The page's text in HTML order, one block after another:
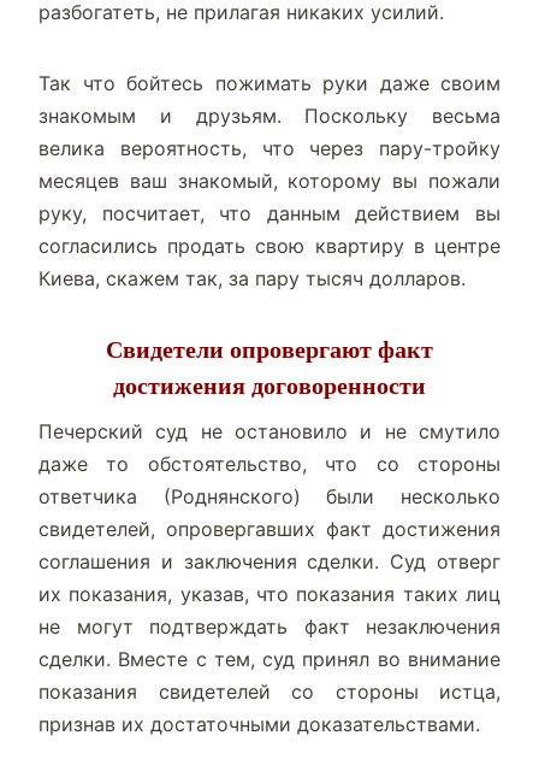
разбогатеть, не прилагая никаких усилий.
Так что бойтесь пожимать руки даже своим
знакомым и друзьям. Поскольку весьма
велика вероятность, что через пару-тройку
месяцев ваш знакомый, которому вы пожали
руку, посчитает, что данным действием вы
согласились продать свою квартиру в центре
Киева, скажем так, за пару тысяч долларов.
Свидетели опровергают факт
достижения договоренности
Печерский суд не остановило и не смутило
даже то обстоятельство, что со стороны
ответчика (Роднянского) были несколько
свидетелей, опровергавших факт достижения
соглашения и заключения сделки. Суд отверг
их показания, указав, что показания таких лиц
не могут подтверждать факт незаключения
сделки. Вместе с тем, суд принял во внимание
показания свидетелей со стороны истца,
признав их достаточными доказательствами.